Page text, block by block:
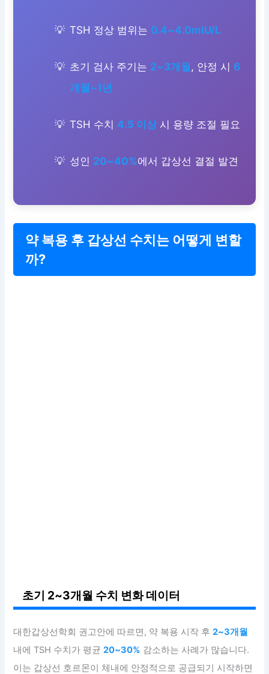
TSH 정상 범위는 0.4~4.0mIU/L
초기 검사 주기는 2~3개월 , 안정 시 6
개월~1년
TSH 수치 4.5 이상 시 용량 조절 필요
성인 20~40%에서 갑상선 결절 발견
약 복용 후 갑상선 수치는 어떻게 변할
까?
초기 2~3개월 수치 변화 데이터
대한갑상선학회 권고안에 따르면, 약 복용 시작 후2~3개월
내에 TSH 수치가 평균20~30% 감소하는 사례가 많습니다.
이는 갑상선 호르몬이 체내에 안정적으로 공급되기 시작하면